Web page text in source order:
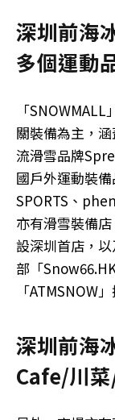
深圳前海
多個運動
「
關裝備為主，
流滑雪品牌
國戶外運動裝
SPORTS、
亦有滑雪裝備
設深圳首店，
部「
「ATMSNOW
深圳前海
Cafe/川